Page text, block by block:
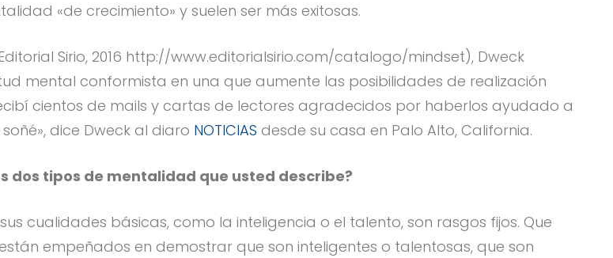
«de crecimiento» y suelen ser más exitosas.
Sirio, 2016 http://www.editorialsirio.com/catalogo/mindset), Dweck
mental conformista en una que aumente las posibilidades de realización
cientos de mails y cartas de lectores agradecidos por haberlos ayudado a
dice Dweck al diaro NOTICIAS desde su casa en Palo Alto, California.
dos tipos de mentalidad que usted describe?
cualidades básicas, como la inteligencia o el talento, son rasgos fijos. Que
empeñados en demostrar que son inteligentes o talentosas, que son